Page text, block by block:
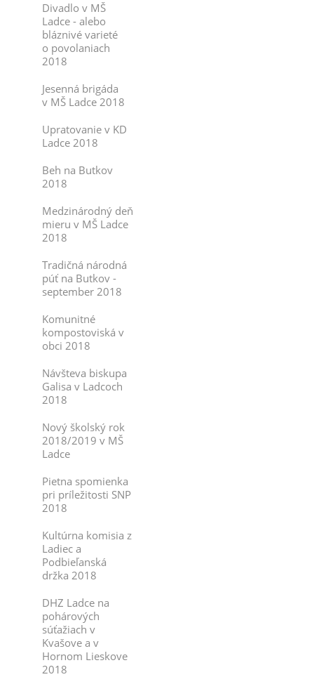
Divadlo v MŠ
Ladce - alebo
bláznivé varieté
o povolaniach
2018
Jesenná brigáda
v MŠ Ladce 2018
Upratovanie v KD
Ladce 2018
Beh na Butkov
2018
Medzinárodný deň
mieru v MŠ Ladce
2018
Tradičná národná
púť na Butkov -
september 2018
Komunitné
kompostoviská v
obci 2018
Návšteva biskupa
Galisa v Ladcoch
2018
Nový školský rok
2018/2019 v MŠ
Ladce
Pietna spomienka
pri príležitosti SNP
2018
Kultúrna komisia z
Ladiec a
Podbieľanská
držka 2018
DHZ Ladce na
pohárových
súťažiach v
Kvašove a v
Hornom Lieskove
2018